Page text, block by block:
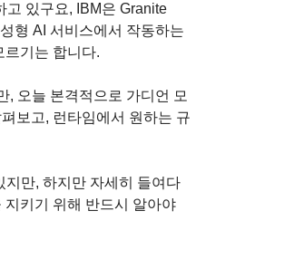
고 있구요, IBM은 Granite
형 AI 서비스에서 작동하는
르기는 합니다.
, 오늘 본격적으로 가디언 모
보고, 런타임에서 원하는 규
지만, 하지만 자세히 들여다
지키기 위해 반드시 알아야